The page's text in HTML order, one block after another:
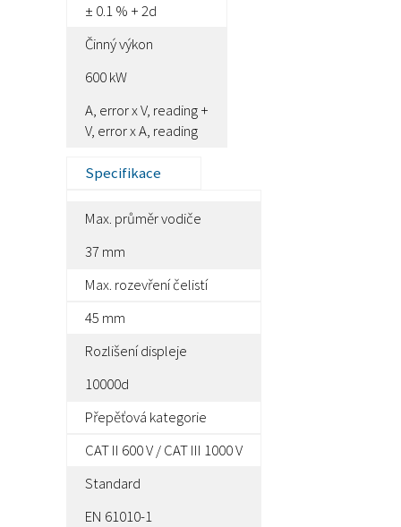
± 0.1 % + 2d
Činný výkon
600 kW
A, error x V, reading +
V, error x A, reading
Specifikace
Max. průměr vodiče
37 mm
Max. rozevření čelistí
45 mm
Rozlišení displeje
10000d
Přepěťová kategorie
CAT II 600 V / CAT III 1000 V
Standard
EN 61010-1